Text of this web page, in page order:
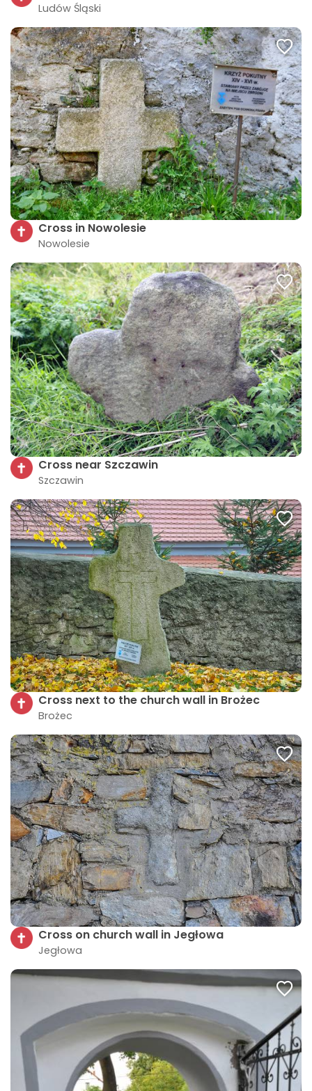
Ludów Śląski
Cross in Nowolesie
Nowolesie
Cross near Szczawin
Szczawin
Cross next to the church wall in Brożec
Brożec
Cross on church wall in Jegłowa
Jegłowa